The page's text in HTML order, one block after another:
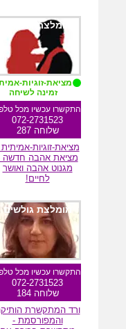
מומלצת גולשים
מציאת-זוגיות-
זמינה לשיחה
התקשרו עכשיו מכל
072-2731523
שלוחה 287
מציאת-זוגיות-
מציאת אהבה חדשה
מגנוט אהבה ואושר
לחיים!
מומלצת גולשים
התקשרו עכשיו מכל
072-2731523
שלוחה 184
ורד המתקשרת
והמפורסמת -